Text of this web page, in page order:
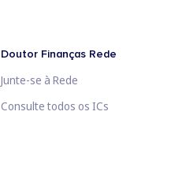
Doutor Finanças Rede
Junte-se à Rede
Consulte todos os ICs